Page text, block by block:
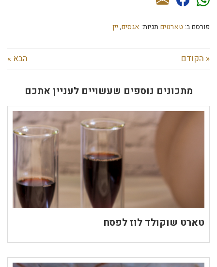
פורסם ב: טארטים תגיות: אגסים, יין
« הקודם הבא »
מתכונים נוספים שעשויים לעניין אתכם
טארט שוקולד לוז לפסח